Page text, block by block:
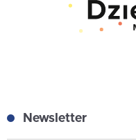
Newsletter